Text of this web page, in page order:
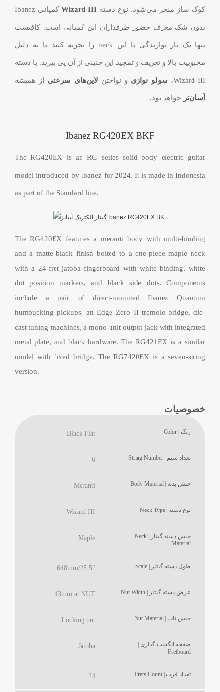
کوک ساز منجر می‌شود. نوع دسته Wizard III کمپانی Ibanez
بدون شک معرف حضور طرفداران این کمپانی است. کافیست
تنها یک بار نوازندگی با این neck را تجربه کنید تا به دلیل
محبوبیت بالا و تعریف و تمجید این چنینی از آن پی ببرید. با دسته
Wizard III، سولو نوازی و نواختن لاین‌های سرعتی از همیشه
آسان‌تر خواهد بود.
Ibanez RG420EX BKF
The RG420EX is an RG series solid body electric guitar
model introduced by Ibanez for 2024. It is made in Indonesia
as part of the Standard line.
The RG420EX features a meranti body with multi-binding
and a matte black finish bolted to a one-piece maple neck
with a 24-fret jatoba fingerboard with white binding, white
dot position markers, and black side dots. Components
include a pair of direct-mounted Ibanez Quantum
humbucking pickups, an Edge Zero II tremolo bridge, die-
cast tuning machines, a mono-unit output jack with integrated
metal plate, and black hardware. The RG421EX is a similar
model with fixed bridge. The RG7420EX is a seven-string
version.
خصوصیات
رنگ | Color Black Flat
تعداد سیم | String Number 6
جنس بدنه | Body Material Meranti
نوع دسته | Neck Type Wizard III
جنس دسته گیتار | Neck
Material
Maple
طول دسته گیتار | Scale 648mm/25.5"
عرض دسته گیتار | Nut Width 43mm at NUT
جنس نات | Nut Material Locking nut
صفحه انگشت گذاری |
Fretboard
Jatoba
تعداد فرت | Frets Count 24